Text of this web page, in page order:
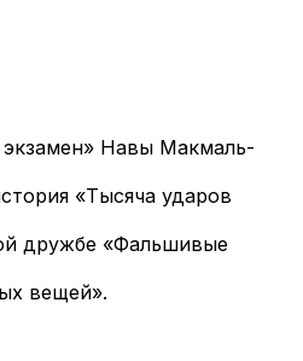
экзамен» Навы Макмаль-
«Тысяча ударов
дружбе «Фальшивые
вещей».